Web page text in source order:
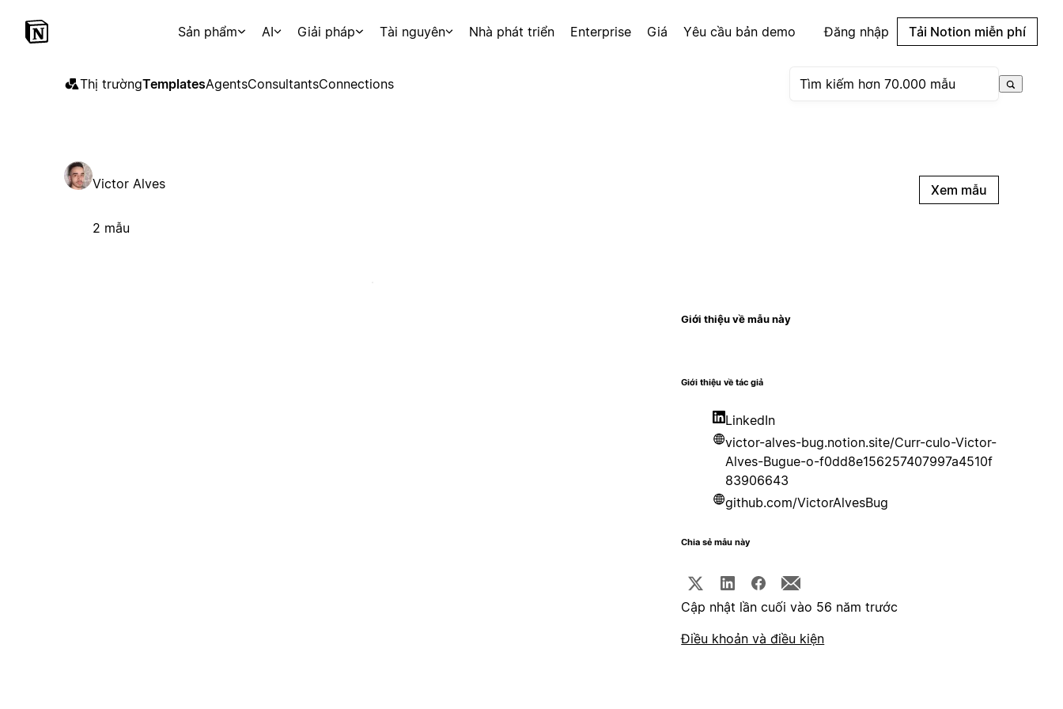
Sản phẩm AI Giải pháp Tài nguyên Nhà phát triển Enterprise Giá Yêu cầu bản demo Đăng nhập Tải Notion miễn phí
Thị trườngTemplatesAgentsConsultantsConnections
Victor Alves
2 mẫu
Xem mẫu
Giới thiệu về mẫu này
Giới thiệu về tác giả
LinkedIn
victor-alves-bug.notion.site/Curr-culo-Victor-
Alves-Bugue-o-f0dd8e156257407997a4510f
83906643
github.com/VictorAlvesBug
Chia sẻ mẫu này
Cập nhật lần cuối vào 56 năm trước
Điều khoản và điều kiện